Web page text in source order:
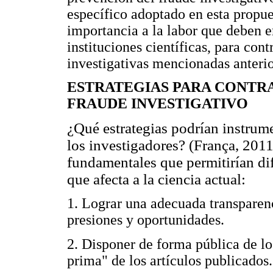
específico adoptado en esta
importancia a la labor que deben
instituciones científicas, para
investigativas mencionadas
ESTRATEGIAS PARA
FRAUDE INVESTIGATIVO
¿Qué estrategias podrían
los investigadores? (França,
fundamentales que permitirían
que afecta a la ciencia actual:
1. Lograr una adecuada
presiones y oportunidades.
2. Disponer de forma pública de
prima" de los artículos publicados.